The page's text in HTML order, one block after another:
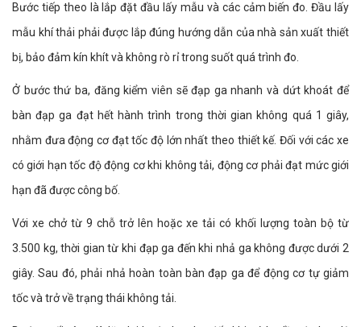
Bước tiếp theo là lắp đặt đầu lấy mẫu và các cảm biến đo. Đầu lấy
mẫu khí thải phải được lắp đúng hướng dẫn của nhà sản xuất thiết
bị, bảo đảm kín khít và không rò rỉ trong suốt quá trình đo.
Ở bước thứ ba, đăng kiểm viên sẽ đạp ga nhanh và dứt khoát để
bàn đạp ga đạt hết hành trình trong thời gian không quá 1 giây,
nhằm đưa động cơ đạt tốc độ lớn nhất theo thiết kế. Đối với các xe
có giới hạn tốc độ động cơ khi không tải, động cơ phải đạt mức giới
hạn đã được công bố.
Với xe chở từ 9 chỗ trở lên hoặc xe tải có khối lượng toàn bộ từ
3.500 kg, thời gian từ khi đạp ga đến khi nhả ga không được dưới 2
giây. Sau đó, phải nhả hoàn toàn bàn đạp ga để động cơ tự giảm
tốc và trở về trạng thái không tải.